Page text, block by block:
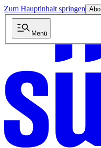
Zum Hauptinhalt springen Abo
Menü